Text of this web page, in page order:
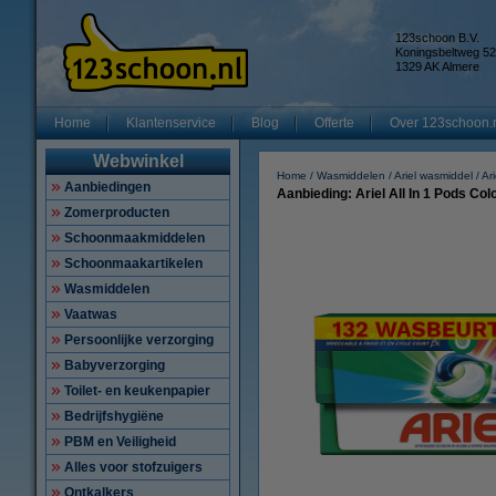
123schoon B.V.
Koningsbeltweg 52
1329 AK Almere
Home Klantenservice Blog Offerte Over
Webwinkel
Aanbiedingen
Zomerproducten
Schoonmaakmiddelen
Schoonmaakartikelen
Wasmiddelen
Vaatwas
Persoonlijke verzorging
Babyverzorging
Toilet- en keukenpapier
Bedrijfshygiëne
PBM en Veiligheid
Alles voor stofzuigers
Ontkalkers
Home Wasmiddelen Ariel wasmiddel
Aanbieding: Ariel All In 1 Pods